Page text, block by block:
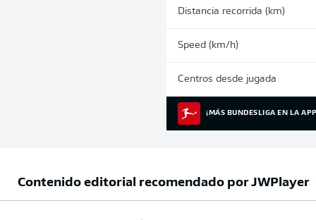
Distancia recorrida (km)
Speed (km/h)
Centros desde jugada
¡MÁS BUNDESLIGA EN LA
Contenido editorial recomendado porJWPlayer